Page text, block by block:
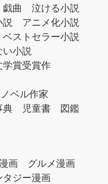
戯曲
泣ける小説
説
アニメ化小説
ベストセラー小説
い小説
学賞受賞作
ベル作家
典 児童書
図鑑
画
グルメ漫画
タジー漫画